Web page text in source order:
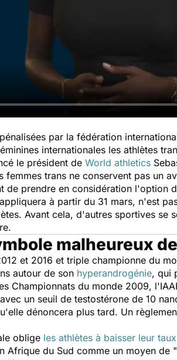
par la fédération
internationales les athlètes
le président de World athletics
femmes trans ne conservent pas un
de prendre en considération l'option
à partir du 31 mars, n'est
Avant cela, d'autres sportives
malheureux
et 2016 et triple championne du
autour de son hyperandrogénie, qui
Championnats du monde 2009,
un seuil de testostérone de 10
dénoncera plus tard. Un
oblige les athlètes à baisser leur
Afrique du Sud comme un moyen de "